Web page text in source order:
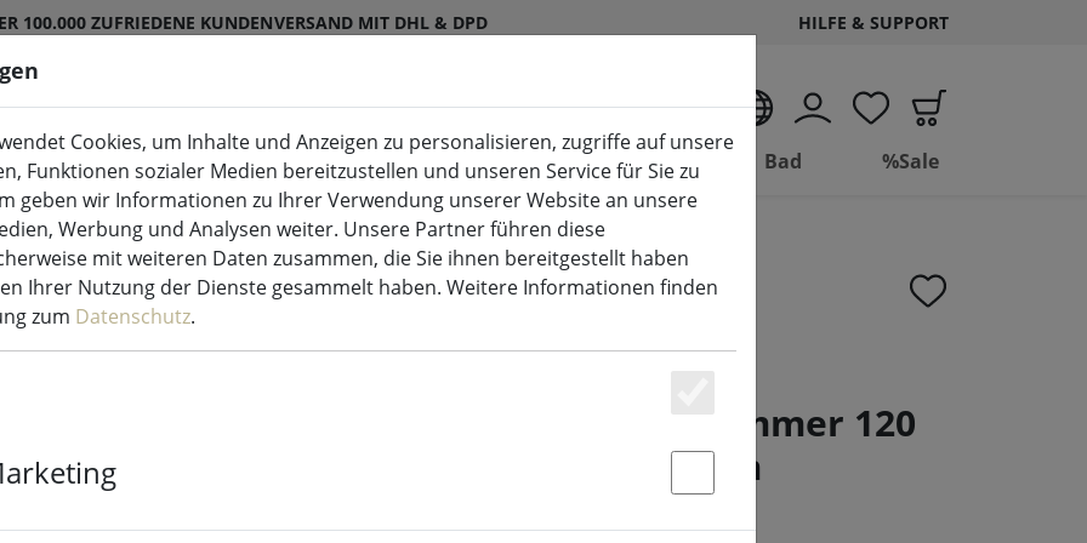
100.000 ZUFRIEDENE KUNDENVERSAND MIT DHL & DPD HILFE & SUPPORT
DE
Kerzen Indoor & Outdoor
Küche & Essen Wohnen Bad %Sale
Kaemingk Lumineo LED-
Lichterkette Basic mit Dimmer 120
LED warmweiß außen 9 m
Cookies, um Inhalte und Anzeigen zu personalisieren, zugriffe auf unsere
Funktionen sozialer Medien bereitzustellen und unseren Service für Sie zu
geben wir Informationen zu Ihrer Verwendung unserer Website an unsere
Werbung und Analysen weiter. Unsere Partner führen diese
mit weiteren Daten zusammen, die Sie ihnen bereitgestellt haben
Ihrer Nutzung der Dienste gesammelt haben. Weitere Informationen finden
zum Datenschutz.
Essenziell